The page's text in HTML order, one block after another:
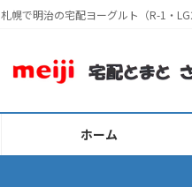
札幌で明治の宅配ヨーグルト（R-1・
ホーム